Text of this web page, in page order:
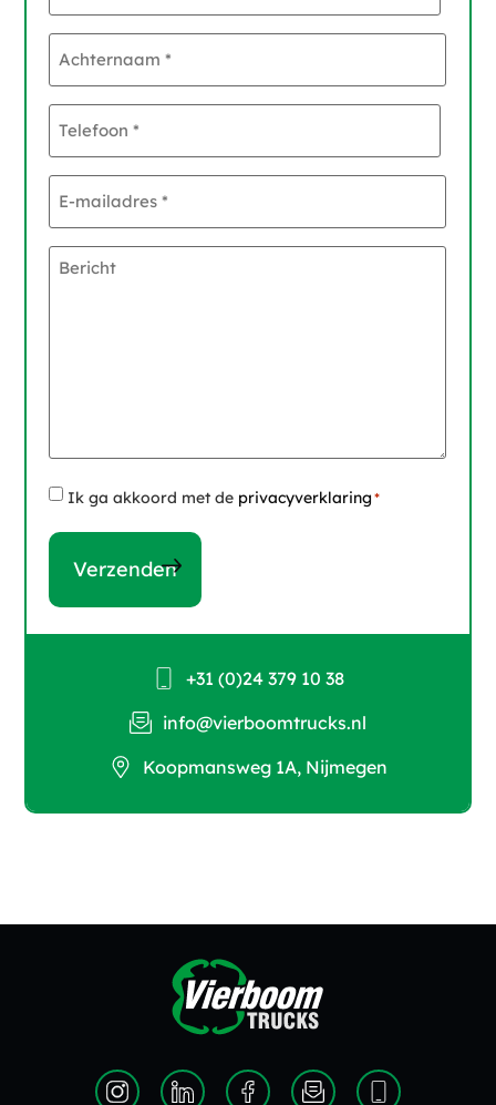
Achternaam
Telefoon
E-
mailadres
Bericht
Instemming
Ik ga akkoord met de privacyverklaring*
+31 (0)24 379 10 38
info@vierboomtrucks.nl
Koopmansweg 1A, Nijmegen